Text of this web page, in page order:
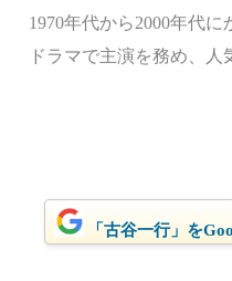
1970年代から2000年代
ドラマで主演を務め、人
「古谷一行」を